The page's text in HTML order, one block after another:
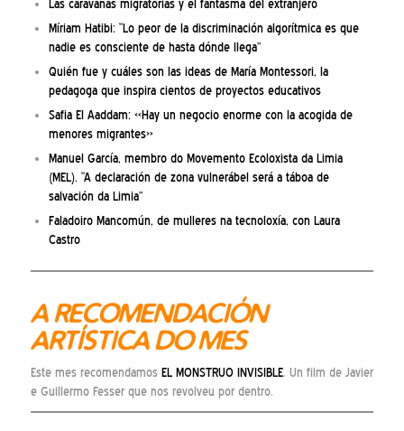
Las caravanas migratorias y el fantasma del extranjero
Míriam Hatibi: “Lo peor de la discriminación algorítmica es que
nadie es consciente de hasta dónde llega”
Quién fue y cuáles son las ideas de María Montessori, la
pedagoga que inspira cientos de proyectos educativos
Safia El Aaddam: «Hay un negocio enorme con la acogida de
menores migrantes»
Manuel García, membro do Movemento Ecoloxista da Limia
(MEL). “A declaración de zona vulnerábel será a táboa de
salvación da Limia”
Faladoiro Mancomún, de mulleres na tecnoloxía, con Laura
Castro
A RECOMENDACIÓN
ARTÍSTICA DO MES
Este mes recomendamos EL MONSTRUO INVISIBLE. Un film de Javier
e Guillermo Fesser que nos revolveu por dentro.